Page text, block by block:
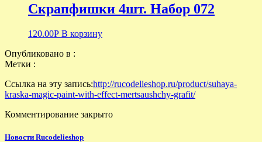
Скрапфишки 4шт. Набор 072
120.00Р В корзину
Опубликовано в :
Метки :
Ссылка на эту запись:http://rucodelieshop.ru/product/suhaya-
kraska-magic-paint-with-effect-mertsaushchy-grafit/
Комментирование закрыто
Новости Rucodelieshop